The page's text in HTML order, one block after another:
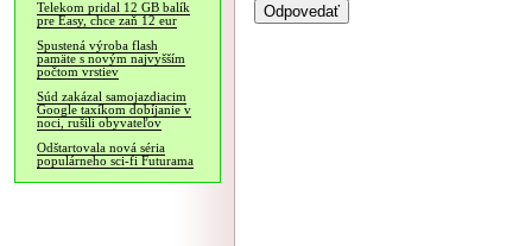
Telekom pridal 12 GB balík
pre Easy, chce zaň 12 eur
Spustená výroba flash
pamäte s novým najvyšším
počtom vrstiev
Súd zakázal samojazdiacim
Google taxíkom dobíjanie v
noci, rušili obyvateľov
Odštartovala nová séria
populárneho sci-fi Futurama